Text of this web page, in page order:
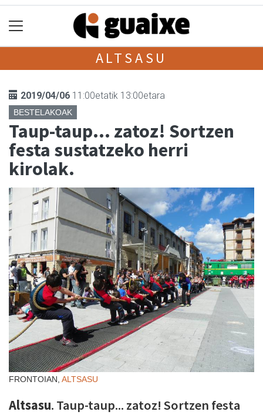
ALTSASU
2019/04/06 11:00etatik 13:00etara
BESTELAKOAK
Taup-taup... zatoz! Sortzen
festa sustatzeko herri
kirolak.
FRONTOIAN, ALTSASU
Altsasu. Taup-taup... zatoz! Sortzen festa